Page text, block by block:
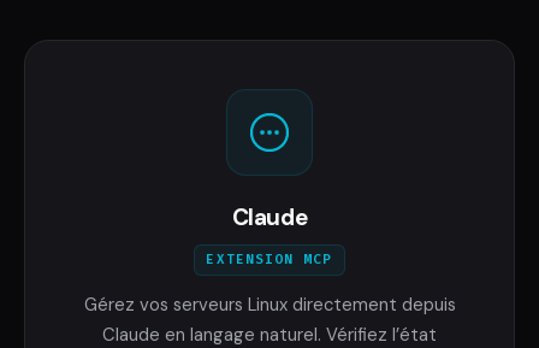
Claude
EXTENSION MCP
Gérez vos serveurs Linux directement depuis
Claude en langage naturel. Vérifiez l’état